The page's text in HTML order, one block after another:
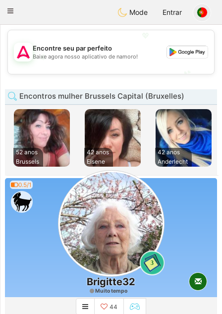
Tantôt
Toggle
Mode Entrar
💖
💕
Encontre seu par perfeito
Baixe agora nosso aplicativo de namoro!
Encontros mulher Brussels Capital (Bruxelles)
52 anos
Brussels
42 anos
Elsene
42 anos
Anderlecht
0.5/1
3
Brigitte32
Muito tempo
44